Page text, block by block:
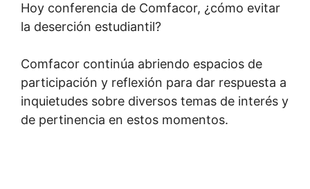
Hoy conferencia de Comfacor, ¿cómo evitar
la deserción estudiantil?
Comfacor continúa abriendo espacios de
participación y reflexión para dar respuesta a
inquietudes sobre diversos temas de interés y
de pertinencia en estos momentos.